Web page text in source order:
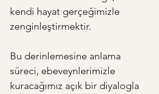
kendi hayat gerçeğimizle
zenginleştirmektir.
Bu derinlemesine anlama
süreci, ebeveynlerimizle
kuracağımız açık bir diyalogla